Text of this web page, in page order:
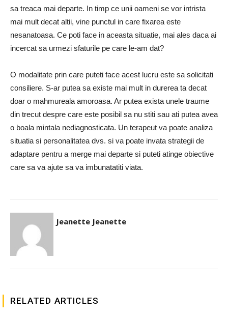
sa treaca mai departe. In timp ce unii oameni se vor intrista
mai mult decat altii, vine punctul in care fixarea este
nesanatoasa. Ce poti face in aceasta situatie, mai ales daca ai
incercat sa urmezi sfaturile pe care le-am dat?
O modalitate prin care puteti face acest lucru este sa solicitati
consiliere. S-ar putea sa existe mai mult in durerea ta decat
doar o mahmureala amoroasa. Ar putea exista unele traume
din trecut despre care este posibil sa nu stiti sau ati putea avea
o boala mintala nediagnosticata. Un terapeut va poate analiza
situatia si personalitatea dvs. si va poate invata strategii de
adaptare pentru a merge mai departe si puteti atinge obiective
care sa va ajute sa va imbunatatiti viata.
Jeanette Jeanette
RELATED ARTICLES